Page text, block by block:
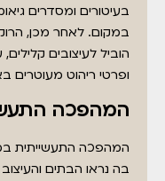
בעיטורים ומסדרים
במקום. לאחר מכן,
הוביל לעיצובים
ופרטי ריהוט מעוטרים
המהפכה
בה נראו הבתים